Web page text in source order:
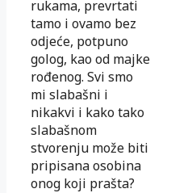
rukama, prevrtati
tamo i ovamo bez
odjeće, potpuno
golog, kao od majke
rođenog. Svi smo
mi slabašni i
nikakvi i kako tako
slabašnom
stvorenju može biti
pripisana osobina
onog koji prašta?